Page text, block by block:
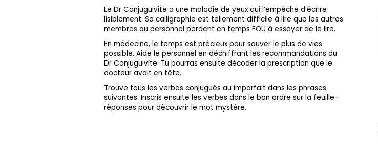
Le Dr Conjuguivite a une maladie de yeux qui l’empêche d’écrire
lisiblement. Sa calligraphie est tellement difficile à lire que les autres
membres du personnel perdent en temps FOU à essayer de le lire.
En médecine, le temps est précieux pour sauver le plus de vies
possible. Aide le personnel en déchiffrant les recommandations du
Dr Conjuguivite. Tu pourras ensuite décoder la prescription que le
docteur avait en tête.
Trouve tous les verbes conjugués au imparfait dans les phrases
suivantes. Inscris ensuite les verbes dans le bon ordre sur la feuille-
réponses pour découvrir le mot mystère.